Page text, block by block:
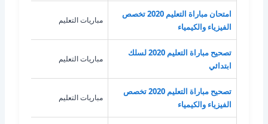
امتحان مباراة التعليم 2020 تخصص
الفيزياء والكيمياء
مباريات التعليم
تصحيح مباراة التعليم 2020 لسلك
ابتدائي
مباريات التعليم
تصحيح مباراة التعليم 2020 تخصص
الفيزياء والكيمياء
مباريات التعليم